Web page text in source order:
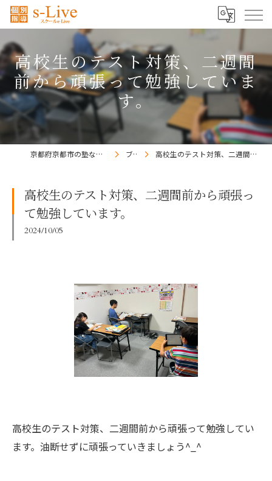
高校生のテスト対策、二週間
前から頑張って勉強していま
す。
京都府京都市の塾ならs-Liveきょうと梅小路校 ブログ 高校生のテスト対策、二週間前から頑張って勉強しています。
高校生のテスト対策、二週間前から頑張っ
て勉強しています。
2024/10/05
高校生のテスト対策、二週間前から頑張って勉強してい
ます。油断せずに頑張っていきましょう^_^